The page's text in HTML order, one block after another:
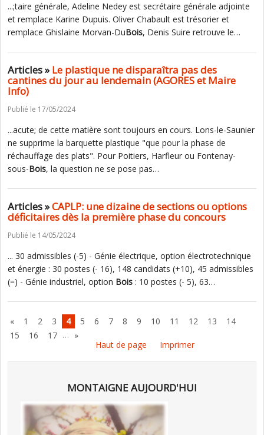
...;taire générale, Adeline Nedey est secrétaire générale adjointe
et remplace Karine Dupuis. Oliver Chabault est trésorier et
remplace Ghislaine Morvan-DuBois, Denis Suire retrouve le…
Articles »Le plastique ne disparaîtra pas des
cantines du jour au lendemain (AGORES et Maire
Info)
Publié le 17/05/2024
...acute; de cette matière sont toujours en cours. Lons-le-Saunier
ne supprime la barquette plastique "que pour la phase de
réchauffage des plats". Pour Poitiers, Harfleur ou Fontenay-
sous-Bois, la question ne se pose pas…
Articles »CAPLP: une dizaine de sections ou options
déficitaires dès la première phase du concours
Publié le 14/05/2024
... 30 admissibles (-5) - Génie électrique, option électrotechnique
et énergie : 30 postes (- 16), 148 candidats (+10), 45 admissibles
(=) - Génie industriel, option Bois : 10 postes (- 5), 63…
« 1 2 3 4 5 6 7 8 9 10 11 12 13
14
15
16 17 … »
Haut de page
Imprimer
MONTAIGNE AUJOURD'HUI